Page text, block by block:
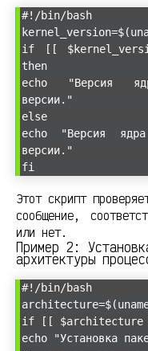
#!/bin/bash
if [[
then
echo "Версия
версии."
else
echo "Версия ядра
версии."
fi
Этот скрипт
сообщение,
или нет.
Пример 2:
архитектуры
#!/bin/bash
if [[ $architecture
echo "Установка